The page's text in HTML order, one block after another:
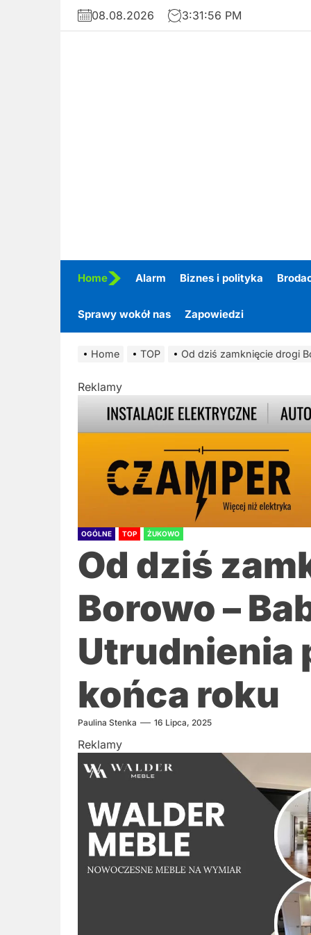
Skip
08.08.2026 3:31:58 PM
Home Alarm Biznes i polityka
Sprawy wokół nas Zapowiedzi
Home TOP Od dziś zamknięcie drogi
Reklamy
OGÓLNE TOP ŻUKOWO
Od dziś
Borowo –
Utrudnienia
końca roku
Paulina Stenka 16 Lipca, 2025
Reklamy